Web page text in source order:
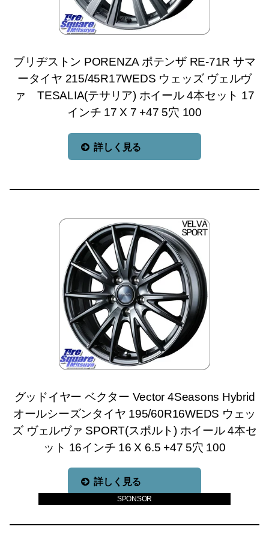
ブリヂストン PORENZA ポテンザ RE-71R サマ
ータイヤ 215/45R17WEDS ウェッズ ヴェルヴ
ァ TESALIA(テサリア) ホイール 4本セット 17
インチ 17 X 7 +47 5穴 100
詳しく見る
グッドイヤー ベクター Vector 4Seasons Hybrid
オールシーズンタイヤ 195/60R16WEDS ウェッ
ズ ヴェルヴァ SPORT(スポルト) ホイール 4本セ
ット 16インチ 16 X 6.5 +47 5穴 100
詳しく見る
SPONSOR